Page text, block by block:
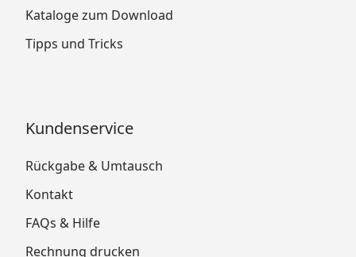
Kataloge zum Download
Tipps und Tricks
Kundenservice
Rückgabe & Umtausch
Kontakt
FAQs & Hilfe
Rechnung drucken